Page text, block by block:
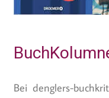
Bei denglers-